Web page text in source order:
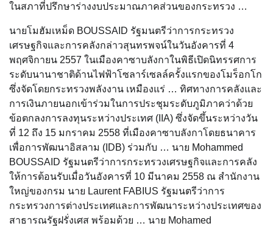
ในสภาที่ปรึกษาร่างงบประมาณภาคส่วนของกระทรวง …
นายโมฮัมเหม็ด BOUSSAID รัฐมนตรีว่าการกระทรวง
เศรษฐกิจและการคลังกล่าวสุนทรพจน์ในวันอังคารที่ 4
พฤศจิกายน 2557 ในเมืองคาซาบลังกาในพิธีเปิดนิทรรศการ
ระดับนานาชาติด้านไฟฟ้าโซลาร์เซลล์ครั้งแรกของโมร็อกโก
ซึ่งจัดโดยกระทรวงพลังงาน เหมืองแร่ … ทิศทางการคลังและ
การเงินภายนอกเข้าร่วมในการประชุมระดับภูมิภาคว่าด้วย
ข้อตกลงการลงทุนระหว่างประเทศ (IIA) ซึ่งจัดขึ้นระหว่างวัน
ที่ 12 ถึง 15 มกราคม 2558 ที่เมืองคาซาบลังกาโดยธนาคาร
เพื่อการพัฒนาอิสลาม (IDB) ร่วมกับ … นาย Mohammed
BOUSSAID รัฐมนตรีว่าการกระทรวงเศรษฐกิจและการคลัง
ให้การต้อนรับเมื่อวันอังคารที่ 10 มีนาคม 2558 ณ สำนักงาน
ใหญ่ของกรม นาย Laurent FABIUS รัฐมนตรีว่าการ
กระทรวงการต่างประเทศและการพัฒนาระหว่างประเทศของ
สาธารณรัฐฝรั่งเศส พร้อมด้วย … นาย Mohamed